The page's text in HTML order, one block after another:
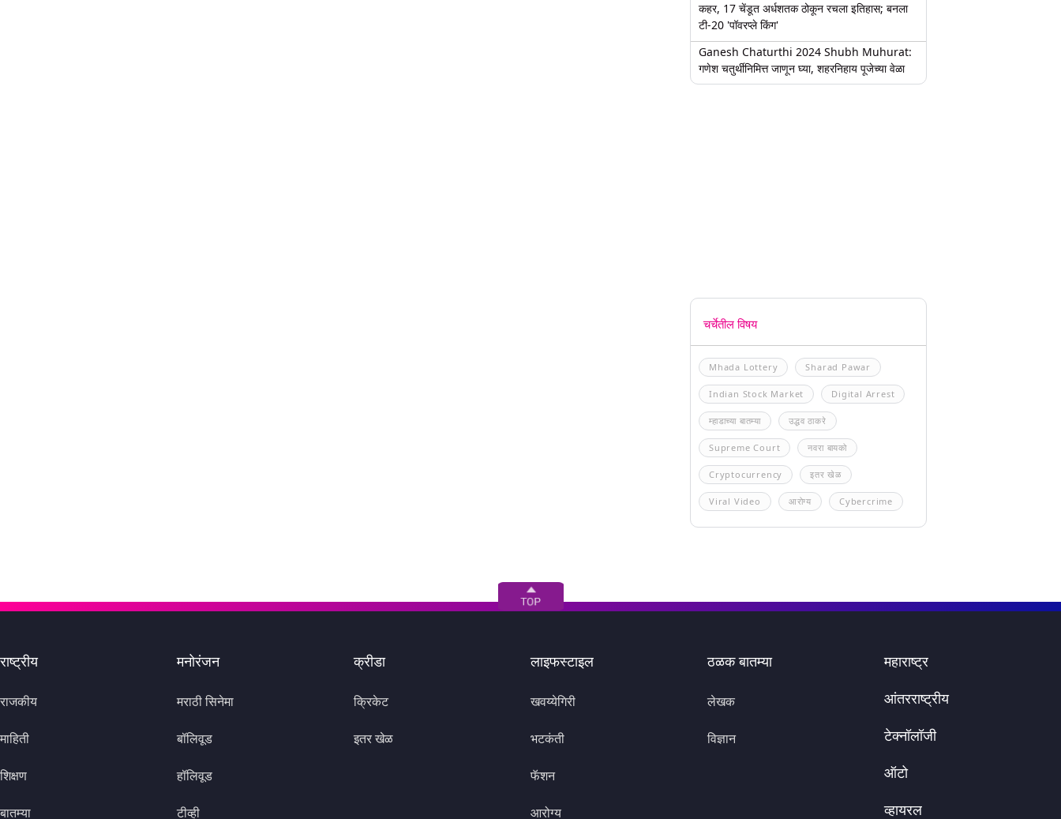
कहर, 17 चेंडूत अर्धशतक ठोकून रचला इतिहास; बनला
टी-20 'पॉवरप्ले किंग'
Ganesh Chaturthi 2024 Shubh Muhurat:
गणेश चतुर्थीनिमित्त जाणून घ्या, शहरनिहाय पूजेच्या वेळा
चर्चेतील विषय
Mhada Lottery Sharad Pawar
Indian Stock Market Digital Arrest
म्हाडाच्या बातम्या उद्धव ठाकरे
Supreme Court नवरा बायको
Cryptocurrency इतर खेळ
Viral Video आरोग्य Cybercrime
राष्ट्रीय
राजकीय
माहिती
शिक्षण
बातम्या
मनोरंजन
मराठी सिनेमा
बॉलिवूड
हॉलिवूड
टीव्ही
क्रीडा
क्रिकेट
इतर खेळ
लाइफस्टाइल
खवय्येगिरी
भटकंती
फॅशन
आरोग्य
ठळक बातम्या
लेखक
विज्ञान
महाराष्ट्र
आंतरराष्ट्रीय
टेक्नॉलॉजी
ऑटो
व्हायरल